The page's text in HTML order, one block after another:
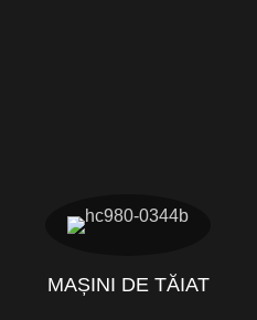
MAȘINI DE TĂIAT